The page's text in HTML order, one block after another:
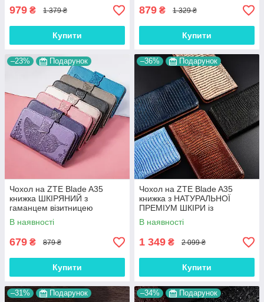
979 ₴ 1 379 ₴
Купити
879 ₴ 1 329 ₴
Купити
–23% Подарунок
Чохол на ZTE Blade A35
книжка ШКІРЯНИЙ з
гаманцем візитницею
ремінцем підставкою
протиударний "BUTTERFLY"
В наявності
679 ₴ 879 ₴
Купити
–36% Подарунок
Чохол на ZTE Blade A35
книжка з НАТУРАЛЬНОЇ
ПРЕМІУМ ШКІРИ із
підставкою протиударний
магнітний "VARAN"
В наявності
1 349 ₴ 2 099 ₴
Купити
–31% Подарунок –34% Подарунок